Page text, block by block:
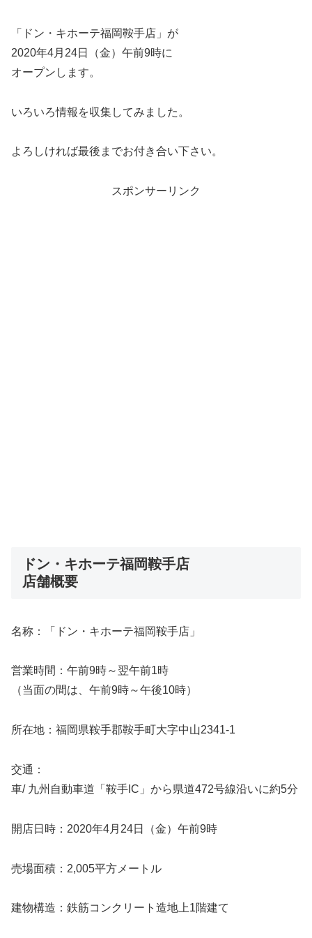
「ドン・キホーテ福岡鞍手店」が
2020年4月24日（金）午前9時に
オープンします。
いろいろ情報を収集してみました。
よろしければ最後までお付き合い下さい。
スポンサーリンク
ドン・キホーテ福岡鞍手店
店舗概要
名称：「ドン・キホーテ福岡鞍手店」
営業時間：午前9時～翌午前1時
（当面の間は、午前9時～午後10時）
所在地：福岡県鞍手郡鞍手町大字中山2341-1
交通：
車/ 九州自動車道「鞍手IC」から県道472号線沿いに約5分
開店日時：2020年4月24日（金）午前9時
売場面積：2,005平方メートル
建物構造：鉄筋コンクリート造地上1階建て